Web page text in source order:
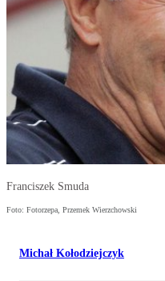
Franciszek Smuda
Foto: Fotorzepa, Przemek Wierzchowski
Michał Kołodziejczyk